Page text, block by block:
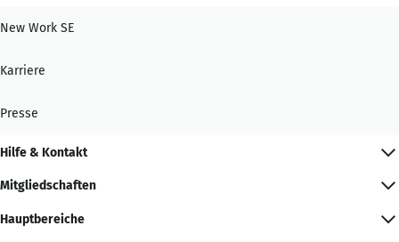
New Work SE
Karriere
Presse
Hilfe & Kontakt
Mitgliedschaften
Hauptbereiche